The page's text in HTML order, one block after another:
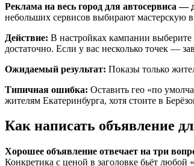
Реклама на весь город для автосервиса —
небольших сервисов выбирают мастерскую
Действие: В настройках кампании выберите
достаточно. Если у вас несколько точек —
Ожидаемый результат: Показы только
Типичная ошибка: Оставить гео «по
жителям Екатеринбурга, хотя стоите в
Как написать объявление
Хорошее объявление отвечает на три
Конкретика с ценой в заголовке бьёт любой